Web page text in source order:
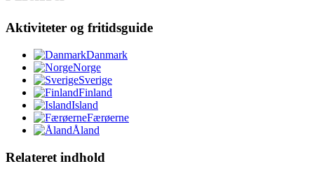
Aktiviteter og fritidsguide
Danmark
Norge
Sverige
Finland
Island
Færøerne
Åland
Relateret indhold